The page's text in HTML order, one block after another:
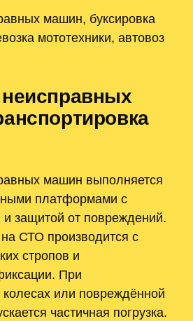
машин, буксировка
мототехники, автовоз
машин выполняется
платформами с
защитой от повреждений.
СТО производится с
стропов и
При
или повреждённой
частичная погрузка.